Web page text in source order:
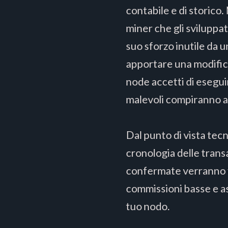
contabile e di storico.
miner che gli
suo sforzo inutile da
apportare una
node accetti di
malevoli compiranno
Dal punto di vista
cronologia delle
confermate verranno
commissioni basse e
tuo nodo.